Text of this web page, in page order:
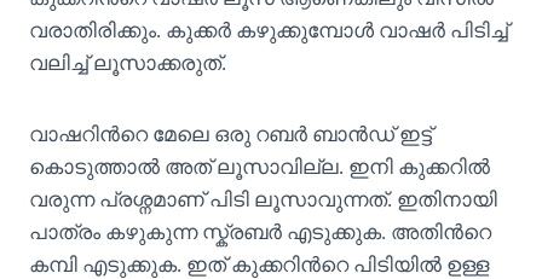
വരാതിരിക്കും. കുക്കർ കഴുക്കുമ്പോൾ വാഷർ പിടിച്ച്
വലിച്ച് ലൂസാക്കരുത്.
വാഷറിൻറെ മേലെ ഒരു റബർ ബാൻഡ് ഇട്ട്
കൊടുത്താൽ അത് ലൂസാവില്ല. ഇനി കുക്കറിൽ
വരുന്ന പ്രശ്നമാണ് പിടി ലൂസാവുന്നത്. ഇതിനായി
പാത്രം കഴുകുന്ന സ്ക്രബർ എടുക്കുക. അതിൻറെ
കമ്പി എടുക്കുക. ഇത് കുക്കറിൻറെ പിടിയിൽ ഉള്ള